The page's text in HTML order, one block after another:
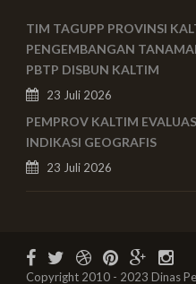
TIM TAGUPP PROVINSI
PENGEMBANGAN
PBTP DISBUN KALTIM
23 Juli 2026
PEMPROV KALTIM
INDIKASI GEOGRAFIS
23 Juli 2026
Copyright 2010 - 2023 Dinas